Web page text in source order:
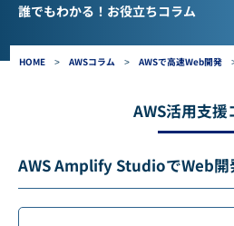
HOME > AWSコラム > AWSで高速Web開発
誰でもわかる！お役立ちコラム
AWS活用支援
AWS Amplify StudioでWeb開